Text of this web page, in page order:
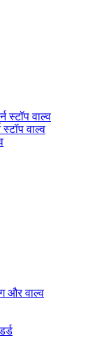
स्टॉप वाल्व
वाल्व
और वाल्व